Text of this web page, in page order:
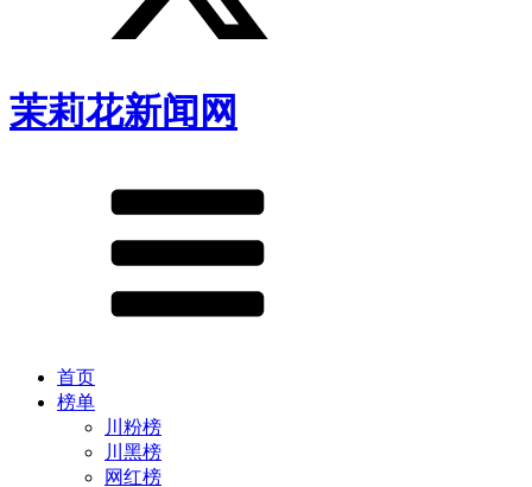
茉莉花新闻网
首页
榜单
川粉榜
川黑榜
网红榜